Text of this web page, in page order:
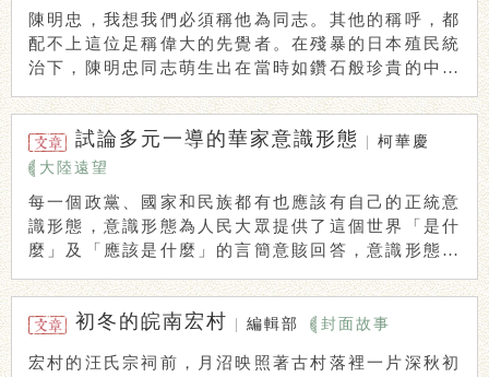
陳明忠，我想我們必須稱他為同志。其他的稱呼，都
配不上這位足稱偉大的先覺者。在殘暴的日本殖民統
治下，陳明忠同志萌生出在當時如鑽石般珍貴的中華
試論多元一導的華家意識形態 | 柯華慶
大陸遠望
每一個政黨、國家和民族都有也應該有自己的正統意
識形態，意識形態為人民大眾提供了這個世界「是什
麼」及「應該是什麼」的言簡意賅回答，意識形態可
初冬的皖南宏村 | 編輯部 封面故事
宏村的汪氏宗祠前，月沼映照著古村落裡一片深秋初